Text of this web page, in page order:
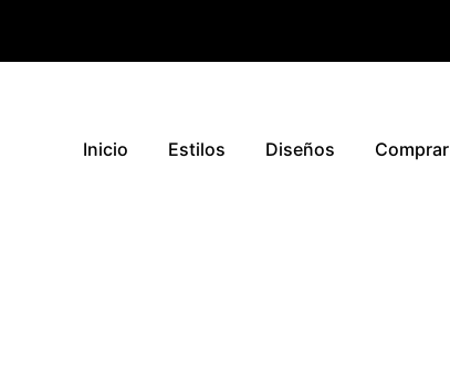
Inicio Estilos Diseños Comprar